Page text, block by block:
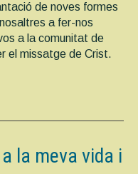
de noves formes
a fer-nos
a la comunitat de
el missatge de Crist.
la meva vida i